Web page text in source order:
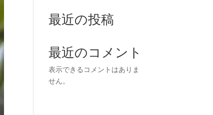
最近の投稿
最近のコメント
表示できるコメントはありま
せん。